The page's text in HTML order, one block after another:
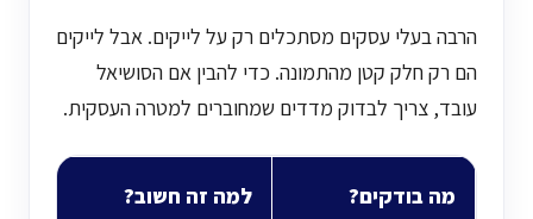
הרבה בעלי עסקים מסתכלים רק על לייקים. אבל לייקים
הם רק חלק קטן מהתמונה. כדי להבין אם הסושיאל
עובד, צריך לבדוק מדדים שמחוברים למטרה העסקית.
מה בודקים? למה זה חשוב?